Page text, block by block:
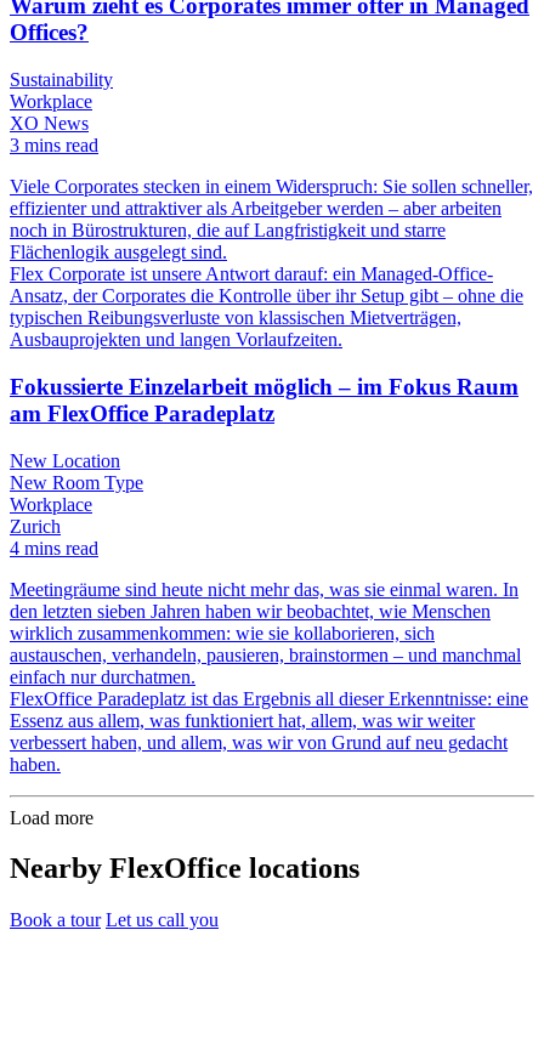
Warum zieht es Corporates immer öfter in Managed
Offices?
Sustainability
Workplace
XO News
3 mins read
Viele Corporates stecken in einem Widerspruch: Sie sollen schneller,
effizienter und attraktiver als Arbeitgeber werden – aber arbeiten
noch in Bürostrukturen, die auf Langfristigkeit und starre
Flächenlogik ausgelegt sind.
Flex Corporate ist unsere Antwort darauf: ein Managed-Office-
Ansatz, der Corporates die Kontrolle über ihr Setup gibt – ohne die
typischen Reibungsverluste von klassischen Mietverträgen,
Ausbauprojekten und langen Vorlaufzeiten.
Fokussierte Einzelarbeit möglich – im Fokus Raum
am FlexOffice Paradeplatz
New Location
New Room Type
Workplace
Zurich
4 mins read
Meetingräume sind heute nicht mehr das, was sie einmal waren. In
den letzten sieben Jahren haben wir beobachtet, wie Menschen
wirklich zusammenkommen: wie sie kollaborieren, sich
austauschen, verhandeln, pausieren, brainstormen – und manchmal
einfach nur durchatmen.
FlexOffice Paradeplatz ist das Ergebnis all dieser Erkenntnisse: eine
Essenz aus allem, was funktioniert hat, allem, was wir weiter
verbessert haben, und allem, was wir von Grund auf neu gedacht
haben.
Load more
Nearby FlexOffice locations
Book a tour Let us call you